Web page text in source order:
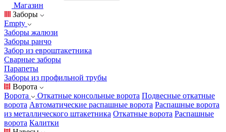
Магазин
Заборы
Empty
Заборы жалюзи
Заборы ранчо
Забор из евроштакетника
Сварные заборы
Парапеты
Заборы из профильной трубы
Ворота
Ворота
Откатные консольные ворота Подвесные откатные
ворота Автоматические распашные ворота Распашные ворота
из металлического штакетника Откатные ворота Распашные
ворота Калитки